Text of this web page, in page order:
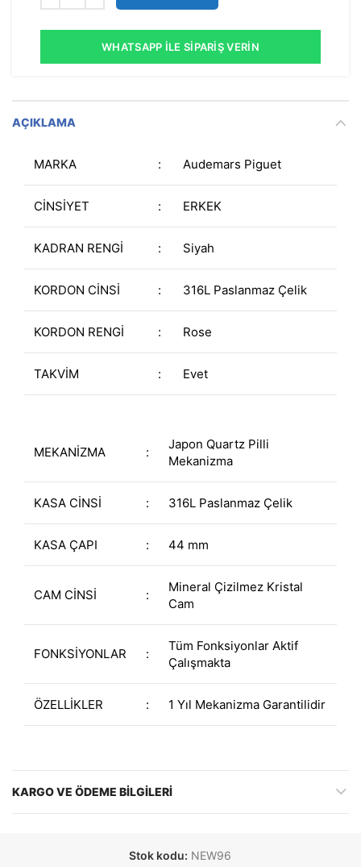
WHATSAPP İLE SIPARIŞ VERIN
AÇIKLAMA
MARKA : Audemars Piguet
CİNSİYET : ERKEK
KADRAN RENGİ : Siyah
KORDON CİNSİ : 316L Paslanmaz Çelik
KORDON RENGİ : Rose
TAKVİM : Evet
MEKANİZMA :
Japon Quartz Pilli
Mekanizma
KASA CİNSİ : 316L Paslanmaz Çelik
KASA ÇAPI : 44 mm
CAM CİNSİ :
Mineral Çizilmez Kristal
Cam
FONKSİYONLAR :
Tüm Fonksiyonlar Aktif
Çalışmakta
ÖZELLİKLER : 1 Yıl Mekanizma Garantilidir
KARGO VE ÖDEME BILGILERI
Stok kodu: NEW96